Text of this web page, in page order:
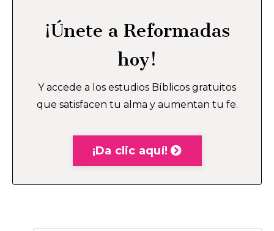
¡Únete a Reformadas
hoy!
Y accede a los estudios Bíblicos gratuitos
que satisfacen tu alma y aumentan tu fe.
¡Da clic aquí!